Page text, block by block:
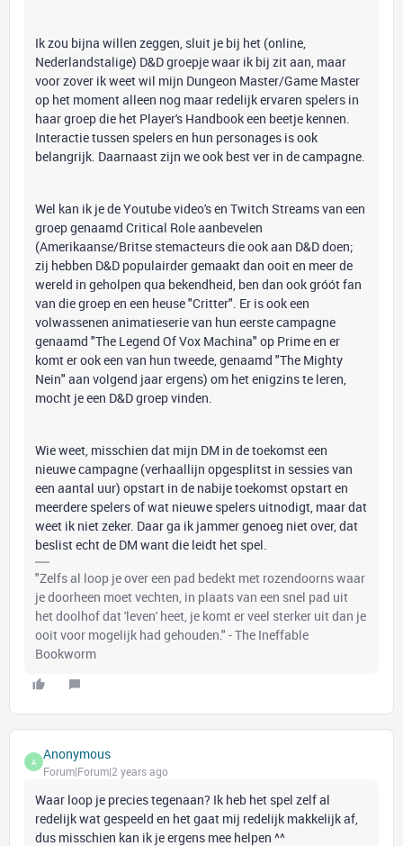
Ik zou bijna willen zeggen, sluit je bij het (online,
Nederlandstalige) D&D groepje waar ik bij zit aan, maar
voor zover ik weet wil mijn Dungeon Master/Game Master
op het moment alleen nog maar redelijk ervaren spelers in
haar groep die het Player's Handbook een beetje kennen.
Interactie tussen spelers en hun personages is ook
belangrijk. Daarnaast zijn we ook best ver in de campagne.
Wel kan ik je de Youtube video's en Twitch Streams van een
groep genaamd Critical Role aanbevelen
(Amerikaanse/Britse stemacteurs die ook aan D&D doen;
zij hebben D&D populairder gemaakt dan ooit en meer de
wereld in geholpen qua bekendheid, ben dan ook gróót fan
van die groep en een heuse "Critter". Er is ook een
volwassenen animatieserie van hun eerste campagne
genaamd "The Legend Of Vox Machina" op Prime en er
komt er ook een van hun tweede, genaamd "The Mighty
Nein" aan volgend jaar ergens) om het enigzins te leren,
mocht je een D&D groep vinden.
Wie weet, misschien dat mijn DM in de toekomst een
nieuwe campagne (verhaallijn opgesplitst in sessies van
een aantal uur) opstart in de nabije toekomst opstart en
meerdere spelers of wat nieuwe spelers uitnodigt, maar dat
weet ik niet zeker. Daar ga ik jammer genoeg niet over, dat
beslist echt de DM want die leidt het spel.
"Zelfs al loop je over een pad bedekt met rozendoorns waar
je doorheen moet vechten, in plaats van een snel pad uit
het doolhof dat 'leven' heet, je komt er veel sterker uit dan je
ooit voor mogelijk had gehouden." - The Ineffable
Bookworm
A Anonymous
Forum|Forum|2 years ago
Waar loop je precies tegenaan? Ik heb het spel zelf al
redelijk wat gespeeld en het gaat mij redelijk makkelijk af,
dus misschien kan ik je ergens mee helpen ^^